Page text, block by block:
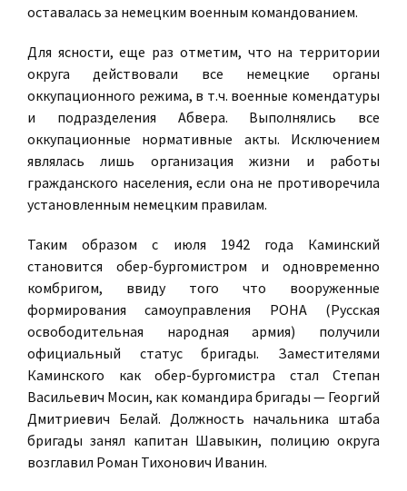
оставалась за немецким военным командованием.
Для ясности, еще раз отметим, что на территории
округа действовали все немецкие органы
оккупационного режима, в т.ч. военные комендатуры
и подразделения Абвера. Выполнялись все
оккупационные нормативные акты. Исключением
являлась лишь организация жизни и работы
гражданского населения, если она не противоречила
установленным немецким правилам.
Таким образом с июля 1942 года Каминский
становится обер-бургомистром и одновременно
комбригом, ввиду того что вооруженные
формирования самоуправления РОНА (Русская
освободительная народная армия) получили
официальный статус бригады. Заместителями
Каминского как обер-бургомистра стал Степан
Васильевич Мосин, как командира бригады — Георгий
Дмитриевич Белай. Должность начальника штаба
бригады занял капитан Шавыкин, полицию округа
возглавил Роман Тихонович Иванин.